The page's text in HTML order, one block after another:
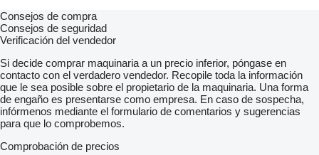
Consejos de compra
Consejos de seguridad
Verificación del vendedor
Si decide comprar maquinaria a un precio inferior, póngase en
contacto con el verdadero vendedor. Recopile toda la información
que le sea posible sobre el propietario de la maquinaria. Una forma
de engaño es presentarse como empresa. En caso de sospecha,
infórmenos mediante el formulario de comentarios y sugerencias
para que lo comprobemos.
Comprobación de precios